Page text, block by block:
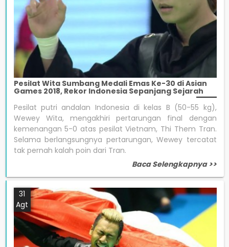
Pesilat Wita Sumbang Medali Emas Ke-30 di Asian
Games 2018, Rekor Indonesia Sepanjang Sejarah
Pesilat putri andalan Indonesia di kelas B (50-55 kg),
Wewey Wita, mengakhiri pertarungan final dengan
kemenangan 5-0 atas pesilat Vietnam, Thi Them Tran.
Selama berlangsungnya pertarungan, Wewey tercatat
tak pernah kalah poin dari Tran.
Baca Selengkapnya >>
31
Agt